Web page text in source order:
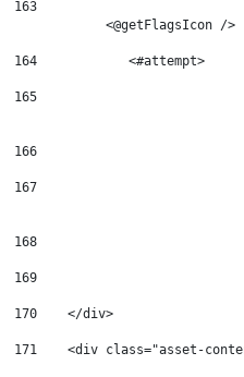
163
164
            <#attempt>
165
166
167
168
169
170
    </div>
171
<div class="asset-